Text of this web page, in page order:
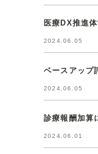
医療DX推進
2024.06.05
ベースアップ
2024.06.05
診療報酬加算
2024.06.01